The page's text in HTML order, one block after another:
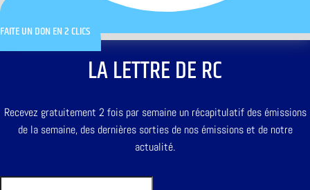
FAITE UN DON EN 2 CLICS
LA LETTRE DE RC
Recevez gratuitement 2 fois par semaine un récapitulatif des émissions
de la semaine, des dernières sorties de nos émissions et de notre
actualité.